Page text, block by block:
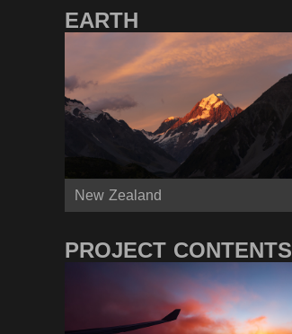
EARTH
New Zealand
PROJECT CONTENTS